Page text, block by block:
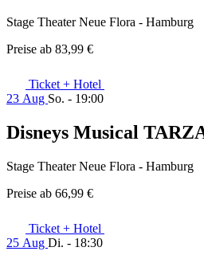
Stage Theater Neue Flora - Hamburg
Preise ab 83,99 €
Ticket + Hotel
23 Aug So. - 19:00
Disneys Musical
Stage Theater Neue Flora - Hamburg
Preise ab 66,99 €
Ticket + Hotel
25 Aug Di. - 18:30